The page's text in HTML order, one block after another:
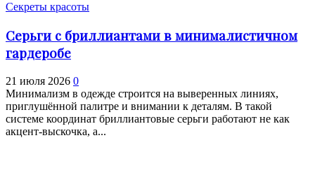
Секреты красоты
Серьги с бриллиантами в минималистичном
гардеробе
21 июля 2026 0
Минимализм в одежде строится на выверенных линиях,
приглушённой палитре и внимании к деталям. В такой
системе координат бриллиантовые серьги работают не как
акцент-выскочка, а...